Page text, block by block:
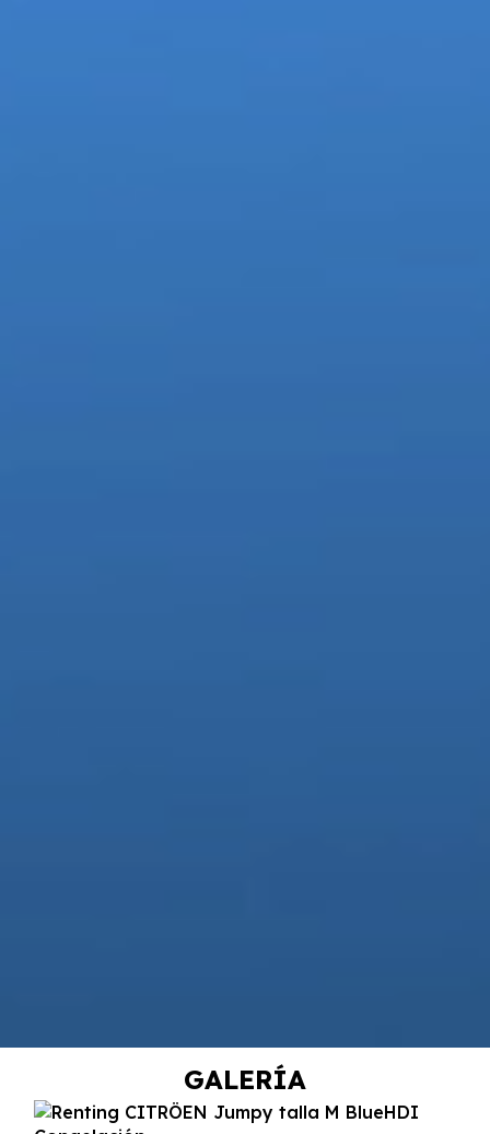
GALERÍA